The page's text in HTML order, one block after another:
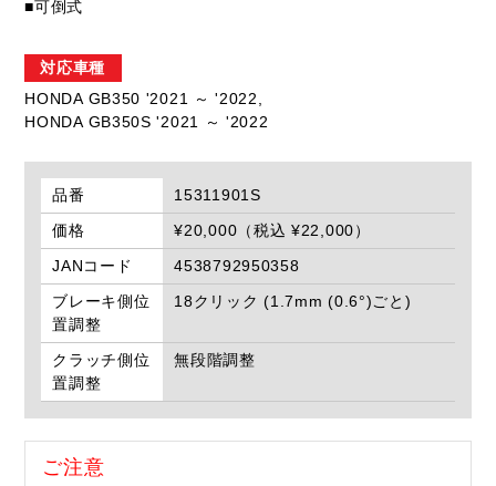
■可倒式
対応車種
HONDA GB350 '2021 ～ '2022,
HONDA GB350S '2021 ～ '2022
品番
15311901S
価格
¥20,000（税込 ¥22,000）
JANコード
4538792950358
ブレーキ側位
置調整
18クリック (1.7mm (0.6°)ごと)
クラッチ側位
置調整
無段階調整
ご注意